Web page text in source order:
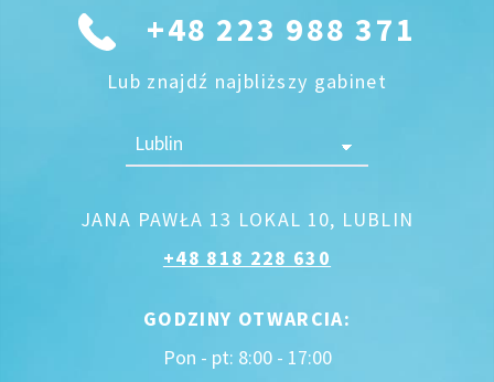
+48 223 988 371
Lub znajdź najbliższy gabinet
JANA PAWŁA 13 LOKAL 10, LUBLIN
+48 818 228 630
GODZINY OTWARCIA:
Pon - pt: 8:00 - 17:00